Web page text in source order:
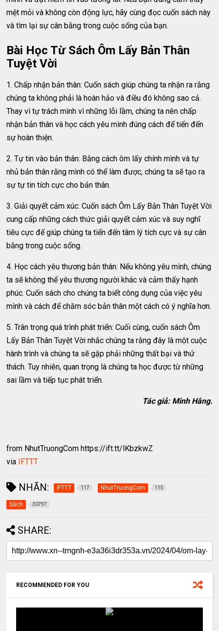
mệt mỏi và không còn động lực, hãy cùng đọc cuốn sách này
và tìm lại sự cân bằng trong cuộc sống của bạn.
Bài Học Từ Sách Ôm Lấy Bản Thân
Tuyệt Vời
1. Chấp nhận bản thân: Cuốn sách giúp chúng ta nhận ra rằng
chúng ta không phải là hoàn hảo và điều đó không sao cả.
Thay vì tự trách mình vì những lỗi lầm, chúng ta nên chấp
nhận bản thân và học cách yêu mình đúng cách để tiến đến
sự hoàn thiện.
2. Tự tin vào bản thân: Bằng cách ôm lấy chính mình và tự
nhủ bản thân rằng mình có thể làm được, chúng ta sẽ tạo ra
sự tự tin tích cực cho bản thân.
3. Giải quyết cảm xúc: Cuốn sách Ôm Lấy Bản Thân Tuyệt Vời
cung cấp những cách thức giải quyết cảm xúc và suy nghĩ
tiêu cực để giúp chúng ta tiến đến tâm lý tích cực và sự cân
bằng trong cuộc sống.
4. Học cách yêu thương bản thân: Nếu không yêu mình, chúng
ta sẽ không thể yêu thương người khác và cảm thấy hạnh
phúc. Cuốn sách cho chúng ta biết công dụng của việc yêu
mình và cách để chăm sóc bản thân một cách có ý nghĩa hơn.
5. Trân trọng quá trình phát triển: Cuối cùng, cuốn sách Ôm
Lấy Bản Thân Tuyệt Vời nhắc chúng ta rằng đây là một cuộc
hành trình và chúng ta sẽ gặp phải những thất bại và thử
thách. Tuy nhiên, quan trọng là chúng ta học được từ những
sai lầm và tiếp tục phát triển.
Tác giả: Minh Hằng.
from NhutTruongCom https://ift.tt/lKbzkwZ
via IFTTT
NHÃN: IFTTT 117 NhutTruongCom 115
Sách 30797
SHARE:
RECOMMENDED FOR YOU